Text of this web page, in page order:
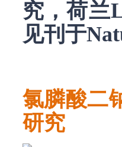
究，荷兰
见刊于
氯膦酸二
研究